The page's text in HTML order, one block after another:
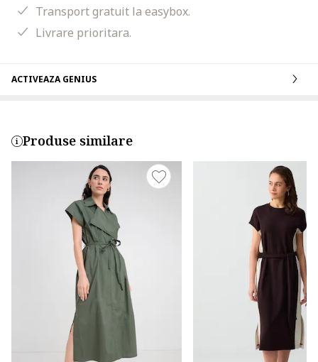
Transport gratuit la easybox.
Livrare prioritara.
ACTIVEAZA GENIUS
Produse similare